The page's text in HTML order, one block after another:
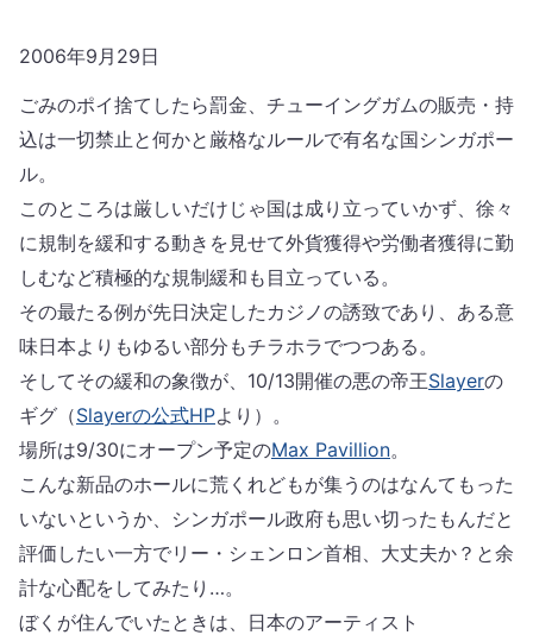
2006年9月29日
ごみのポイ捨てしたら罰金、チューイングガムの販売・持
込は一切禁止と何かと厳格なルールで有名な国シンガポー
ル。
このところは厳しいだけじゃ国は成り立っていかず、徐々
に規制を緩和する動きを見せて外貨獲得や労働者獲得に勤
しむなど積極的な規制緩和も目立っている。
その最たる例が先日決定したカジノの誘致であり、ある意
味日本よりもゆるい部分もチラホラでつつある。
そしてその緩和の象徴が、10/13開催の悪の帝王Slayerの
ギグ（Slayerの公式HPより）。
場所は9/30にオープン予定のMax Pavillion。
こんな新品のホールに荒くれどもが集うのはなんてもった
いないというか、シンガポール政府も思い切ったもんだと
評価したい一方でリー・シェンロン首相、大丈夫か？と余
計な心配をしてみたり…。
ぼくが住んでいたときは、日本のアーティスト